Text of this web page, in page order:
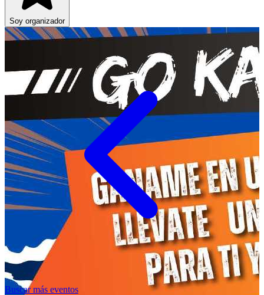
Soy organizador
Buscar más eventos